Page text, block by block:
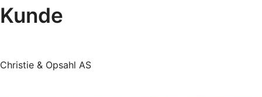
Kunde
Christie & Opsahl AS